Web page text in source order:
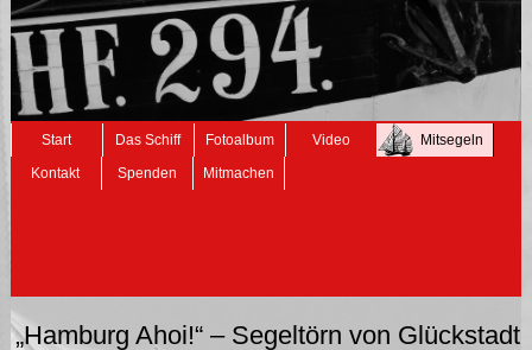
Navigation
überspringen
Start Das Schiff Fotoalbum Video
Mitsegeln
Kontakt
Spenden Mitmachen
„Hamburg Ahoi!“ – Segeltörn von Glückstadt